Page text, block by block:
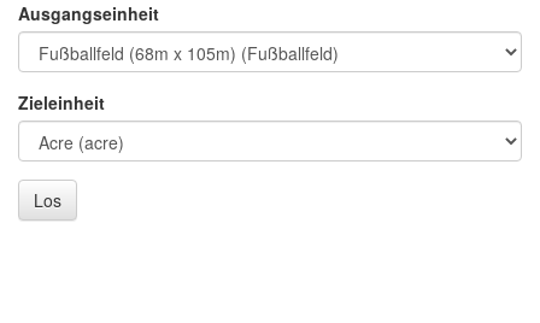
Ausgangseinheit
Zieleinheit
Los